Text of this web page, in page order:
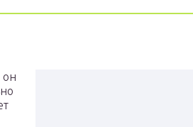
он